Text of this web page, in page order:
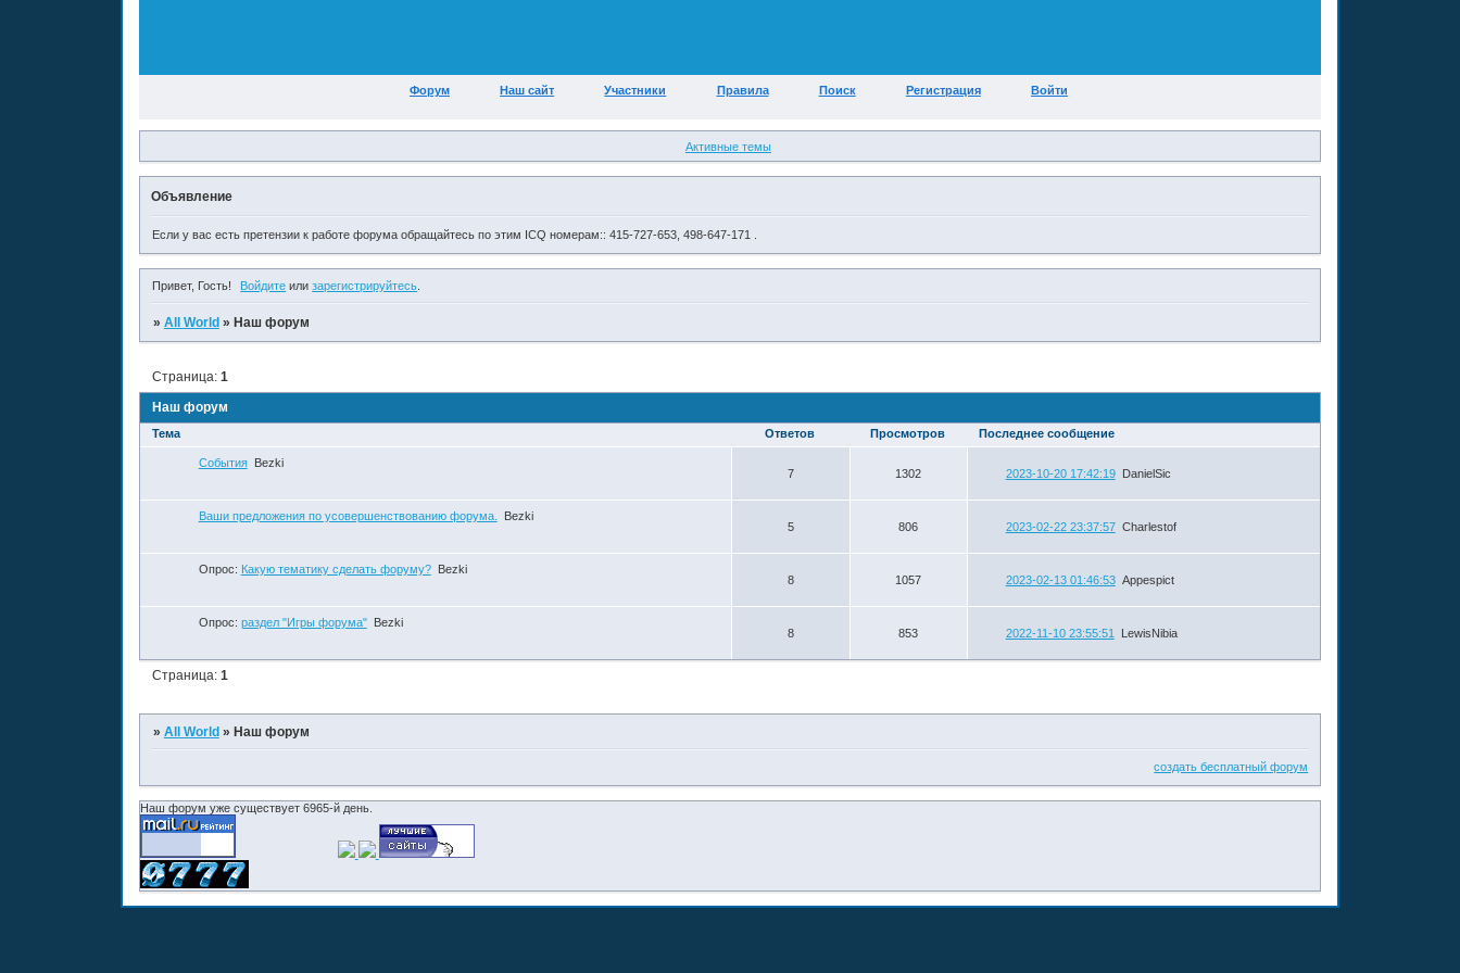
Форум Наш сайт Участники Правила Поиск Регистрация Войти
Активные темы
Объявление
Если у вас есть претензии к работе форума обращайтесь по этим ICQ номерам:: 415-727-653, 498-647-171 .
Привет, Гость! Войдите илизарегистрируйтесь
» All World » Наш форум
Наш форум
Страница: 1
Тема Ответов Просмотров Последнее сообщение
События
Bezki
7
1302 2023-10-20 17:42:19 DanielSic
Ваши предложения по усовершенствованию форума.
Bezki
5
806 2023-02-22 23:37:57 Charlestof
Опрос: Какую тематику сделать форуму?
Bezki
8
1057 2023-02-13 01:46:53 Appespict
Опрос: раздел "Игры форума"
Bezki
8
853 2022-11-10 23:55:51 LewisNibia
Страница: 1
» All World » Наш форум
создать бесплатный форум
Наш форум уже существует 6965-й день.